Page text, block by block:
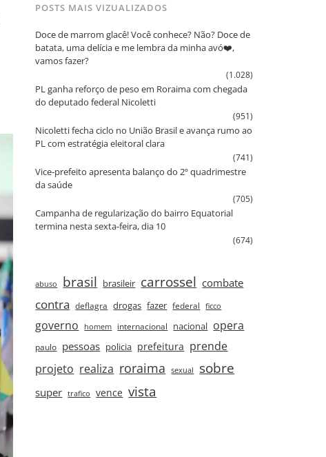
POSTS MAIS VIZUALIZADOS
Doce de marrom glacê! Você conhece? Não? Doce de
batata, uma delícia e me lembra da minha avó❤️,
vamos fazer?
(1.028)
PL ganha reforço de peso em Roraima com chegada
do deputado federal Nicoletti
(951)
Nicoletti fecha ciclo no União Brasil e avança rumo ao
PL com estratégia eleitoral clara
(741)
Vice‑prefeito apresenta balanço do 2º quadrimestre
da saúde
(705)
Campanha de regularização do bairro Equatorial
termina nesta sexta‑feira, dia 10
(674)
abuso brasil brasileir carrossel combate
contra deflagra drogas fazer federal ficco
governo homem internacional nacional opera
paulo pessoas policia prefeitura prende
projeto realiza roraima sexual sobre
super trafico vence vista